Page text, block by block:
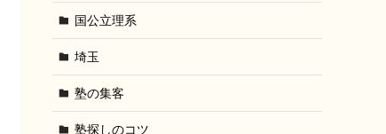
国公立理系
埼玉
塾の集客
塾探しのコツ